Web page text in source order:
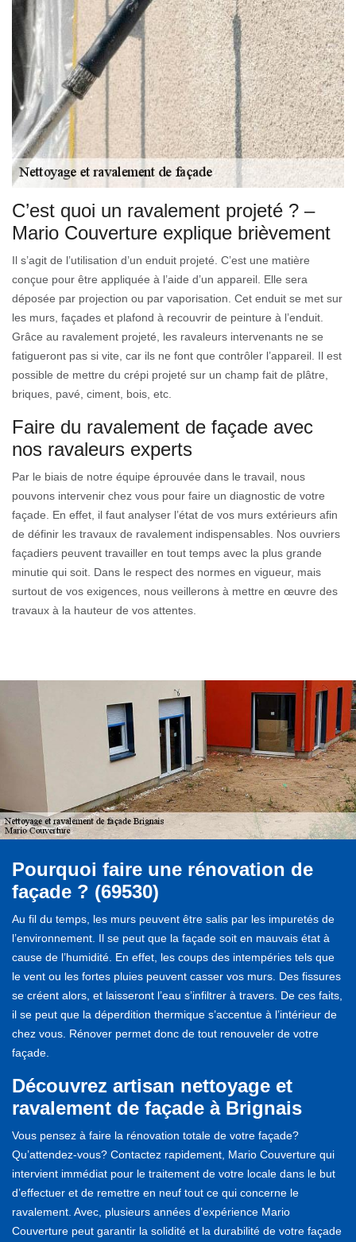
C’est quoi un ravalement projeté ? –
Mario Couverture explique brièvement
Il s’agit de l’utilisation d’un enduit projeté. C’est une matière
conçue pour être appliquée à l’aide d’un appareil. Elle sera
déposée par projection ou par vaporisation. Cet enduit se met sur
les murs, façades et plafond à recouvrir de peinture à l’enduit.
Grâce au ravalement projeté, les ravaleurs intervenants ne se
fatigueront pas si vite, car ils ne font que contrôler l’appareil. Il est
possible de mettre du crépi projeté sur un champ fait de plâtre,
briques, pavé, ciment, bois, etc.
Faire du ravalement de façade avec
nos ravaleurs experts
Par le biais de notre équipe éprouvée dans le travail, nous
pouvons intervenir chez vous pour faire un diagnostic de votre
façade. En effet, il faut analyser l’état de vos murs extérieurs afin
de définir les travaux de ravalement indispensables. Nos ouvriers
façadiers peuvent travailler en tout temps avec la plus grande
minutie qui soit. Dans le respect des normes en vigueur, mais
surtout de vos exigences, nous veillerons à mettre en œuvre des
travaux à la hauteur de vos attentes.
Pourquoi faire une rénovation de
façade ? (69530)
Au fil du temps, les murs peuvent être salis par les impuretés de
l’environnement. Il se peut que la façade soit en mauvais état à
cause de l’humidité. En effet, les coups des intempéries tels que
le vent ou les fortes pluies peuvent casser vos murs. Des fissures
se créent alors, et laisseront l’eau s’infiltrer à travers. De ces faits,
il se peut que la déperdition thermique s’accentue à l’intérieur de
chez vous. Rénover permet donc de tout renouveler de votre
façade.
Découvrez artisan nettoyage et
ravalement de façade à Brignais
Vous pensez à faire la rénovation totale de votre façade?
Qu’attendez-vous? Contactez rapidement, Mario Couverture qui
intervient immédiat pour le traitement de votre locale dans le but
d’effectuer et de remettre en neuf tout ce qui concerne le
ravalement. Avec, plusieurs années d’expérience Mario
Couverture peut garantir la solidité et la durabilité de votre façade